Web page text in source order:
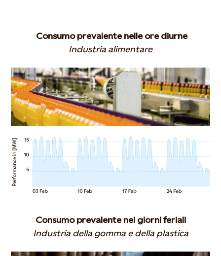
Consumo prevalente nelle ore diurne
Industria alimentare
Consumo prevalente nei giorni feriali
Industria della gomma e della plastica